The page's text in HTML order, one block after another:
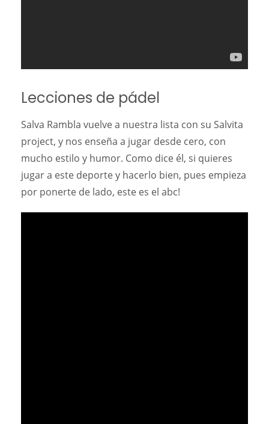
Lecciones de pádel
Salva Rambla vuelve a nuestra lista con su Salvita
project, y nos enseña a jugar desde cero, con
mucho estilo y humor. Como dice él, si quieres
jugar a este deporte y hacerlo bien, pues empieza
por ponerte de lado, este es el abc!